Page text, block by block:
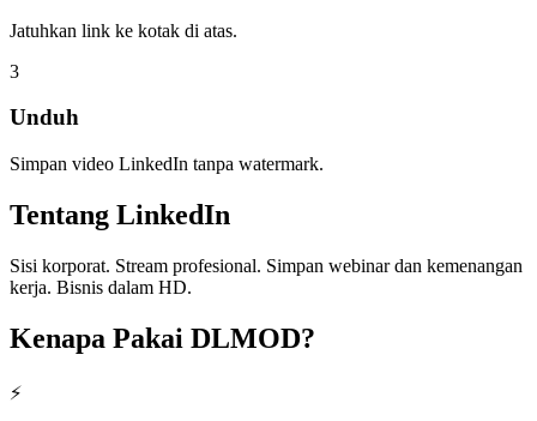
Jatuhkan link ke kotak di atas.
3
Unduh
Simpan video LinkedIn tanpa watermark.
Tentang LinkedIn
Sisi korporat. Stream profesional. Simpan webinar dan kemenangan
kerja. Bisnis dalam HD.
Kenapa Pakai DLMOD?
⚡